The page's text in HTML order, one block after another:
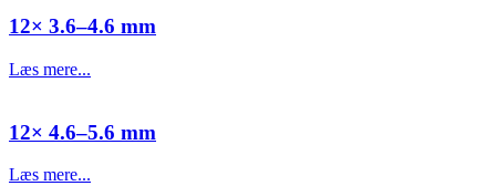
12× 3.6–4.6 mm
Læs mere...
12× 4.6–5.6 mm
Læs mere...